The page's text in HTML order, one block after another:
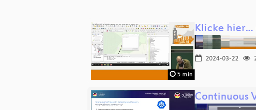
5 min
Klicke
2024-03-22
Continuous